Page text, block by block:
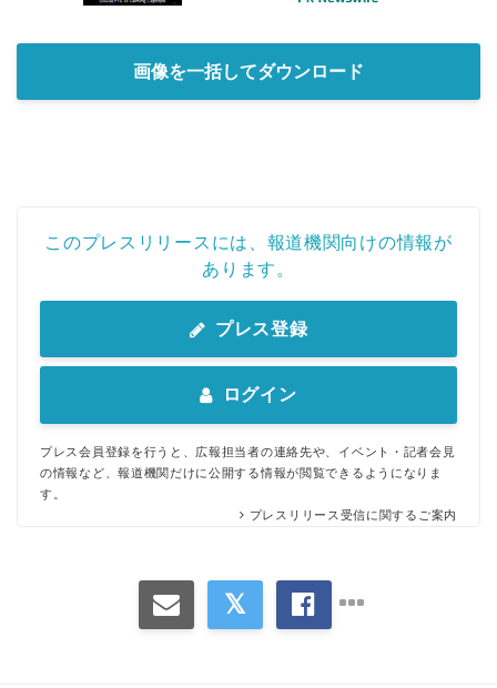
画像を一括してダウンロード
このプレスリリースには、報道機関向けの情報が
あります。
プレス登録
ログイン
プレス会員登録を行うと、広報担当者の連絡先や、イベント・記者会見
の情報など、報道機関だけに公開する情報が閲覧できるようになりま
す。
プレスリリース受信に関するご案内